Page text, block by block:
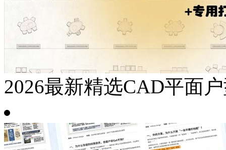
2026最新精选CAD平面